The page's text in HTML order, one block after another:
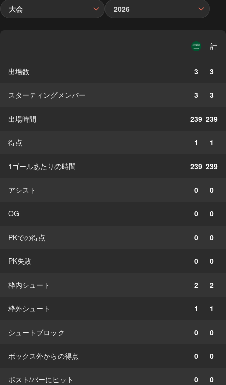
大会 2026
計
出場数 3 3
スターティングメンバー 3 3
出場時間 239 239
得点 1 1
1ゴールあたりの時間 239 239
アシスト 0 0
OG 0 0
PKでの得点 0 0
PK失敗 0 0
枠内シュート 2 2
枠外シュート 1 1
シュートブロック 0 0
ボックス外からの得点 0 0
ポスト/バーにヒット 0 0